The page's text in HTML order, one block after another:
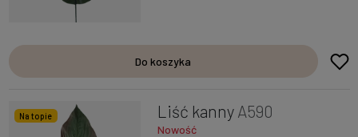
Do koszyka
Na topie Liść kanny A590
Nowość